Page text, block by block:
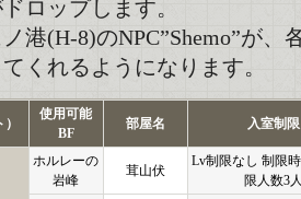
ロップします。
港(H-8)のNPC”Shemo”が、
くれるようになります。
使用可能
BF
部屋名 入室制限
ホルレーの
岩峰
茸山伏
Lv制限なし 制限
限人数3